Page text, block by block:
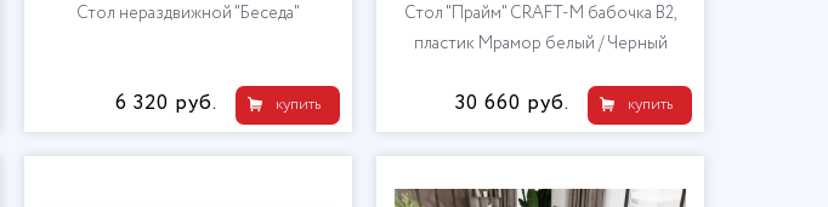
Стол нераздвижной "Беседа"
купить
6 320 руб.
Стол "Прайм" CRAFT-М бабочка В2,
пластик Мрамор белый / Черный
купить
30 660 руб.